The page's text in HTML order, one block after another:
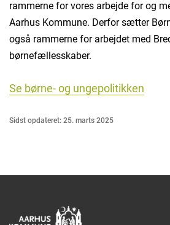
rammerne for vores arbejde for og
Aarhus Kommune. Derfor sætter
også rammerne for arbejdet med
børnefællesskaber.
Se børne- og ungepolitikken
Sidst opdateret: 25. marts 2025